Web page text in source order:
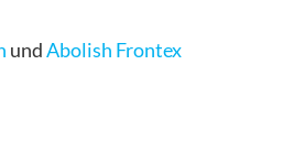
undAbolish Frontex